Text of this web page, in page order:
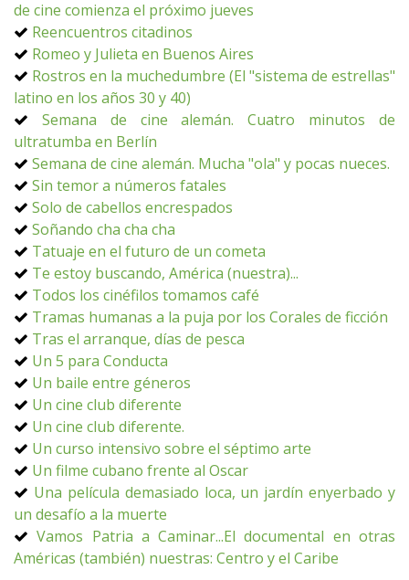
de cine comienza el próximo jueves
Reencuentros citadinos
Romeo y Julieta en Buenos Aires
Rostros en la muchedumbre (El "sistema de estrellas"
latino en los años 30 y 40)
Semana de cine alemán. Cuatro minutos de
ultratumba en Berlín
Semana de cine alemán. Mucha "ola" y pocas nueces.
Sin temor a números fatales
Solo de cabellos encrespados
Soñando cha cha cha
Tatuaje en el futuro de un cometa
Te estoy buscando, América (nuestra)...
Todos los cinéfilos tomamos café
Tramas humanas a la puja por los Corales de ficción
Tras el arranque, días de pesca
Un 5 para Conducta
Un baile entre géneros
Un cine club diferente
Un cine club diferente.
Un curso intensivo sobre el séptimo arte
Un filme cubano frente al Oscar
Una película demasiado loca, un jardín enyerbado y
un desafío a la muerte
Vamos Patria a Caminar...El documental en otras
Américas (también) nuestras: Centro y el Caribe